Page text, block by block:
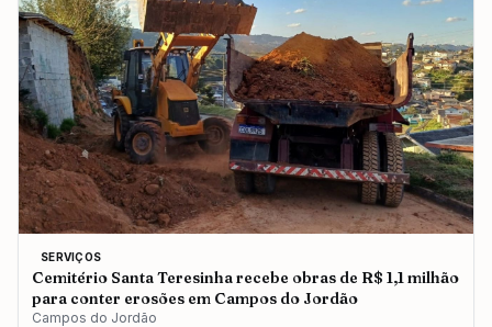
SERVIÇOS
Cemitério Santa Teresinha recebe obras de R$ 1,1 milhão
para conter erosões em Campos do Jordão
Campos do Jordão